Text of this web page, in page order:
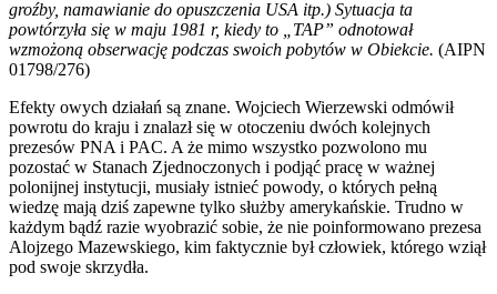
groźby, namawianie do opuszczenia USA itp.) Sytuacja ta
powtórzyła się w maju 1981 r, kiedy to „TAP” odnotował
wzmożoną obserwację podczas swoich pobytów w Obiekcie. (AIPN
01798/276)
Efekty owych działań są znane. Wojciech Wierzewski odmówił
powrotu do kraju i znalazł się w otoczeniu dwóch kolejnych
prezesów PNA i PAC. A że mimo wszystko pozwolono mu
pozostać w Stanach Zjednoczonych i podjąć pracę w ważnej
polonijnej instytucji, musiały istnieć powody, o których pełną
wiedzę mają dziś zapewne tylko służby amerykańskie. Trudno w
każdym bądź razie wyobrazić sobie, że nie poinformowano prezesa
Alojzego Mazewskiego, kim faktycznie był człowiek, którego wziął
pod swoje skrzydła.